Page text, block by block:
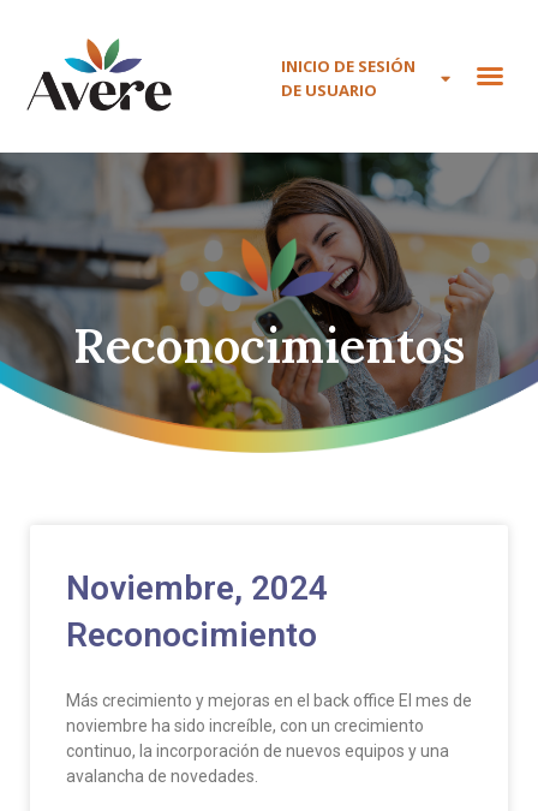
INICIO DE SESIÓN
DE USUARIO
Reconocimientos
Noviembre, 2024
Reconocimiento
Más crecimiento y mejoras en el back office El mes de
noviembre ha sido increíble, con un crecimiento
continuo, la incorporación de nuevos equipos y una
avalancha de novedades.